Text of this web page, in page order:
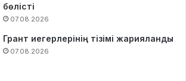
бөлісті
07.08.2026
Грант иегерлерінің тізімі жарияланды
07.08.2026